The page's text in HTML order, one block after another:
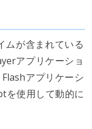
ムが含まれている
アプリケーショ
アプリケーシ
を使用して動的に